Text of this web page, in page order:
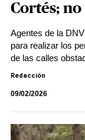
Cortés;
Agentes de la
para realizar los
de las calles
Redacción
09/02/2026